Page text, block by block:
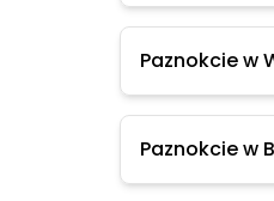
Paznokcie w
Paznokcie w